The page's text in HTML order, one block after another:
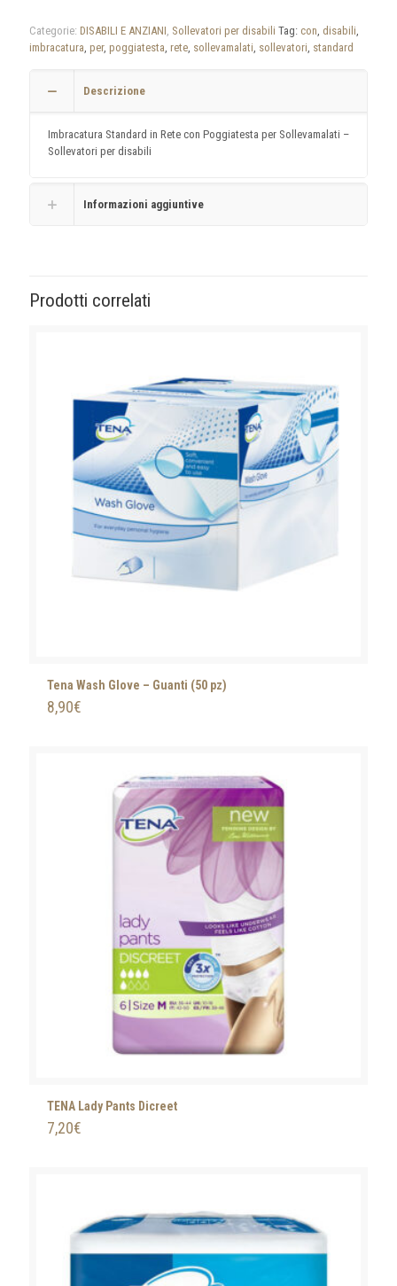
Categorie: DISABILI E ANZIANI, Sollevatori per disabili Tag: con, disabili,
imbracatura, per, poggiatesta, rete, sollevamalati, sollevatori, standard
Descrizione
Imbracatura Standard in Rete con Poggiatesta per Sollevamalati –
Sollevatori per disabili
Informazioni aggiuntive
Prodotti correlati
Tena Wash Glove – Guanti (50 pz)
8,90€
TENA Lady Pants Dicreet
7,20€